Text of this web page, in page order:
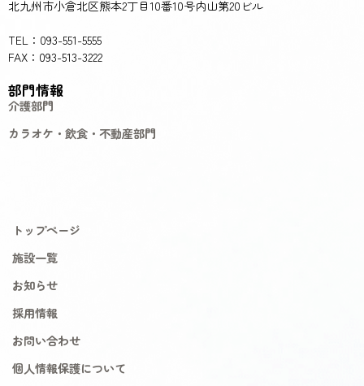
北九州市小倉北区熊本2丁目10番10号内山第20ビル
TEL：093-551-5555
FAX：093-513-3222
部門情報
介護部門
カラオケ・飲食・不動産部門
トップページ
施設一覧
お知らせ
採用情報
お問い合わせ
個人情報保護について